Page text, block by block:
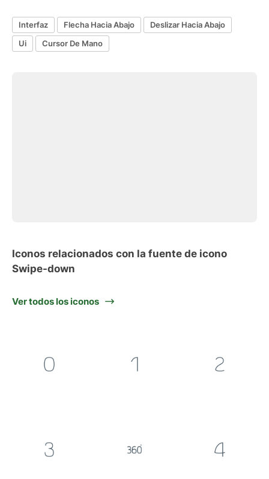
Interfaz Flecha Hacia Abajo
Deslizar Hacia Abajo
Ui
Cursor De Mano
Iconos relacionados con la fuente de icono
Swipe-down
Ver todos los iconos